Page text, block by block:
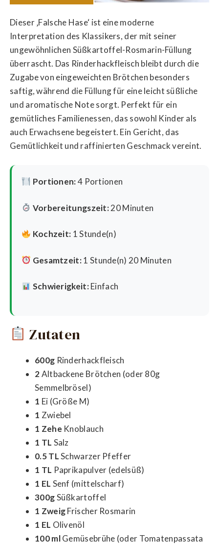
Dieser ‚Falsche Hase‘ ist eine moderne
Interpretation des Klassikers, der mit seiner
ungewöhnlichen Süßkartoffel-Rosmarin-Füllung
überrascht. Das Rinderhackfleisch bleibt durch die
Zugabe von eingeweichten Brötchen besonders
saftig, während die Füllung für eine leicht süßliche
und aromatische Note sorgt. Perfekt für ein
gemütliches Familienessen, das sowohl Kinder als
auch Erwachsene begeistert. Ein Gericht, das
Gemütlichkeit und raffinierten Geschmack vereint.
Portionen:4 Portionen
Vorbereitungszeit:20 Minuten
Kochzeit: 1 Stunde(n)
Gesamtzeit:1 Stunde(n) 20 Minuten
Schwierigkeit:Einfach
Zutaten
600g Rinderhackfleisch
2Altbackene Brötchen (oder 80g
Semmelbrösel)
1 Ei (Größe M)
1 Zwiebel
1 Zehe Knoblauch
1 TL Salz
0.5 TLSchwarzer Pfeffer
1 TL Paprikapulver (edelsüß)
1 EL Senf (mittelscharf)
300gSüßkartoffel
1 ZweigFrischer Rosmarin
1 EL Olivenöl
100 mlGemüsebrühe (oder Tomatenpassata